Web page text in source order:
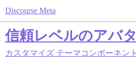
Discourse Meta
信頼レベルのアバ
カスタマイズ テーマコンポーネント